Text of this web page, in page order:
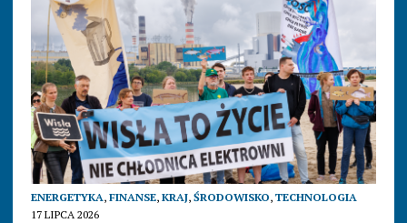
ENERGETYKA, FINANSE, KRAJ, ŚRODOWISKO, TECHNOLOGIA
17 LIPCA 2026